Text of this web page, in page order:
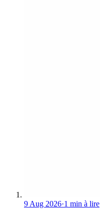
9 Aug 2026·1 min à lire